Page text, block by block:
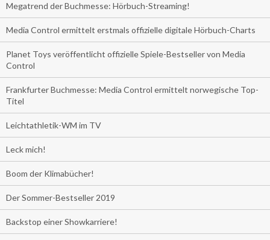
Megatrend der Buchmesse: Hörbuch-Streaming!
Media Control ermittelt erstmals offizielle digitale Hörbuch-Charts
Planet Toys veröffentlicht offizielle Spiele-Bestseller von Media
Control
Frankfurter Buchmesse: Media Control ermittelt norwegische Top-
Titel
Leichtathletik-WM im TV
Leck mich!
Boom der Klimabücher!
Der Sommer-Bestseller 2019
Backstop einer Showkarriere!